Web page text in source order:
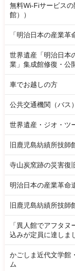
無料Wi-Fiサービス
館））
「明治日本の産業革
世界遺産「明治日本
業」集成館修復・公
車でお越しの方
公共交通機関（バス
世界遺産・ジオ・ツ
旧鹿児島紡績所技師
寺山炭窯跡の災害復
明治日本の産業革命
旧鹿児島紡績所技師
「異人館でアフタ
込みが定員に達しま
かごしま近代文学館
ム